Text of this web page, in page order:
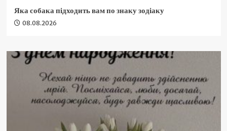
Яка собака підходить вам по знаку зодіаку
08.08.2026